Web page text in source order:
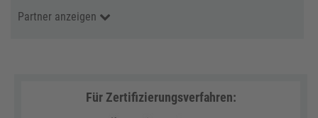
Partner anzeigen
Für Zertifizierungsverfahren: